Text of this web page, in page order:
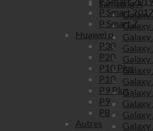
Samsung A
Galaxy
Galaxy
Galaxy
Galaxy
Galaxy
P Smart 2017
P Smart Z
Huawei p
P30
P20
P10 Plus
P10
P9 Plus
P9
P8
Autres